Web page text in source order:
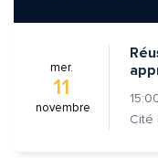
mer.
11
novembre